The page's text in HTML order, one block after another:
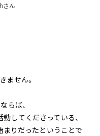
さん
ません。
らば、
してくださっている、
りだったということで